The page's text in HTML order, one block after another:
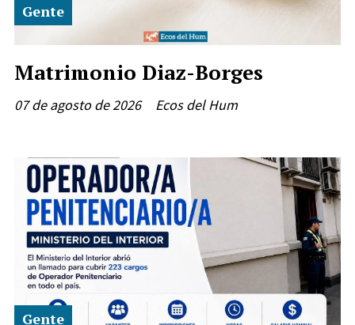
Matrimonio Diaz-Borges
Ecos del Hum
Gente
07 de agosto de 2026
Gente